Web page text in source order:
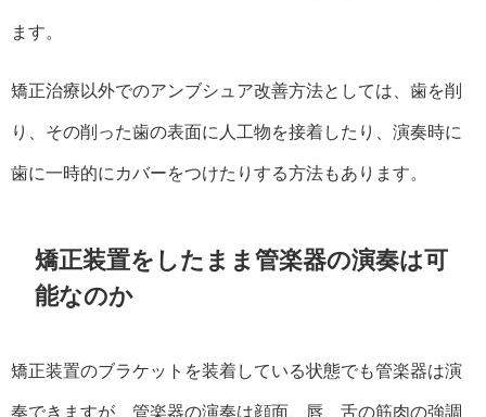
ます。
矯正治療以外でのアンブシュア改善方法としては、歯を削
り、その削った歯の表面に人工物を接着したり、演奏時に
歯に一時的にカバーをつけたりする方法もあります。
矯正装置をしたまま管楽器の演奏は可
能なのか
矯正装置のブラケットを装着している状態でも管楽器は演
奏できますが、管楽器の演奏は顔面、唇、舌の筋肉の強調